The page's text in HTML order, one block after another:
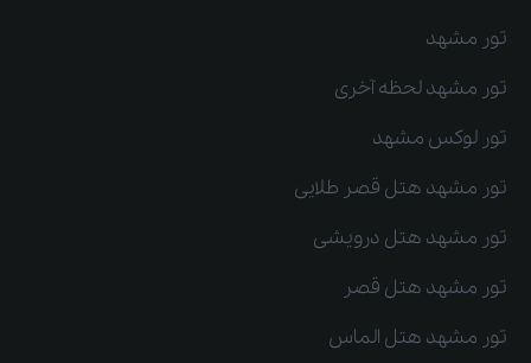
تور مشهد
تور مشهد لحظه آخری
تور لوکس مشهد
تور مشهد هتل قصر طلایی
تور مشهد هتل درویشی
تور مشهد هتل قصر
تور مشهد هتل الماس